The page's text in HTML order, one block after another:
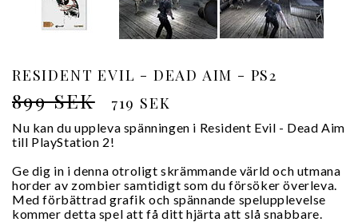
RESIDENT EVIL - DEAD AIM - PS2
899 SEK 719 SEK
Nu kan du uppleva spänningen i Resident Evil - Dead Aim
till PlayStation 2!
Ge dig in i denna otroligt skrämmande värld och utmana
horder av zombier samtidigt som du försöker överleva.
Med förbättrad grafik och spännande spelupplevelse
kommer detta spel att få ditt hjärta att slå snabbare.